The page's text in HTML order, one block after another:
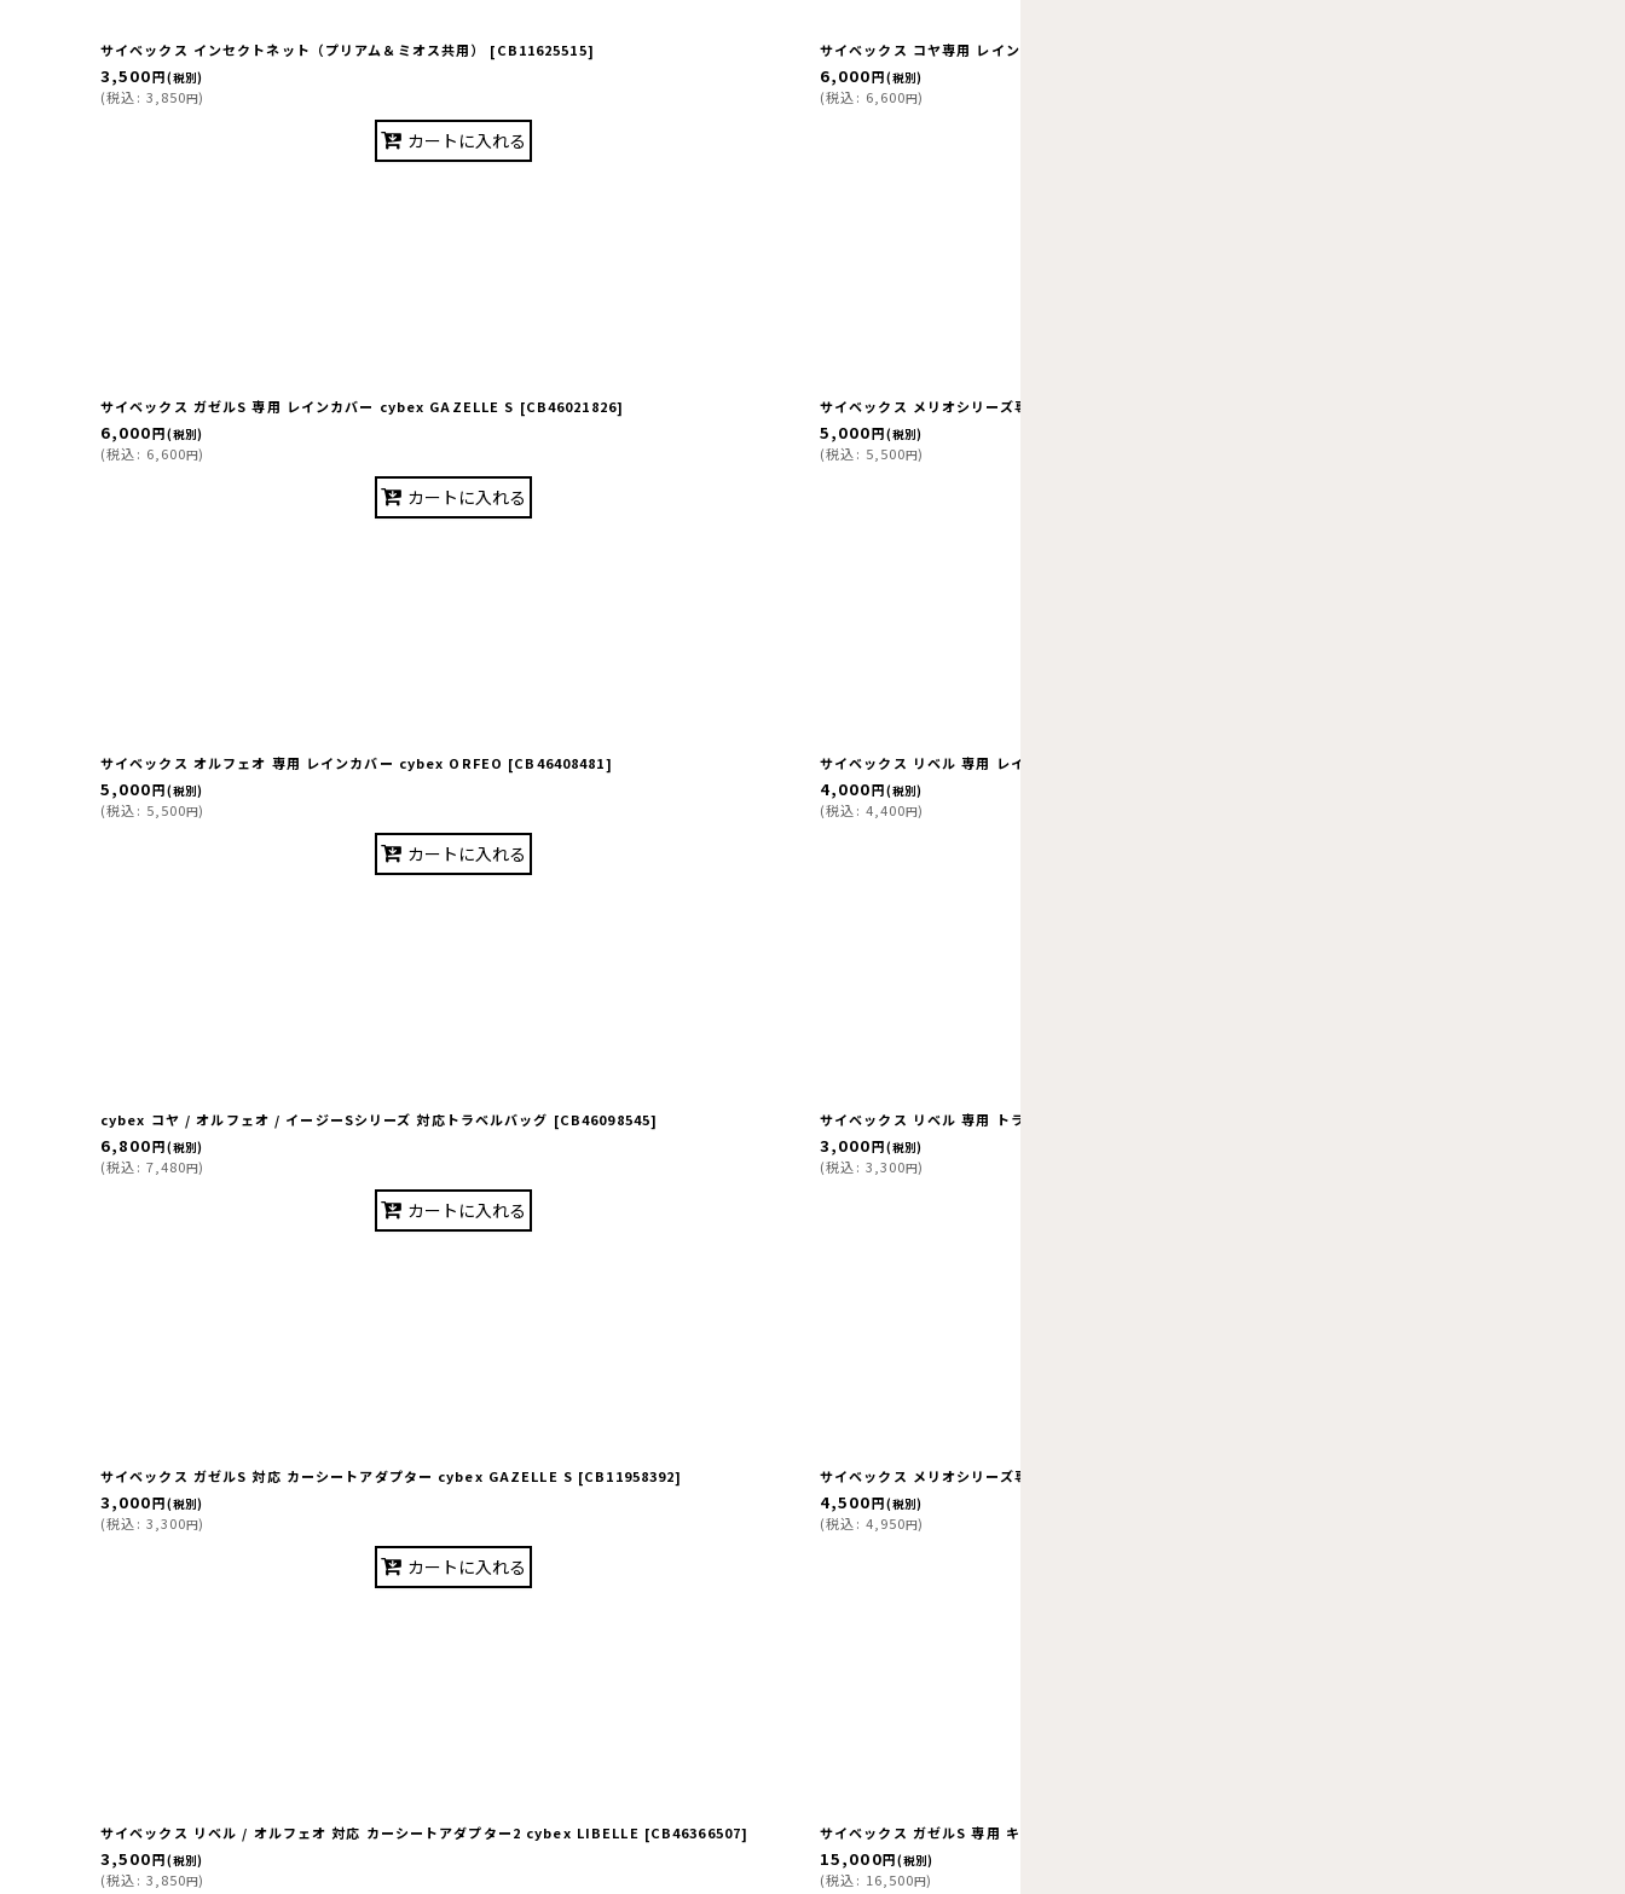
サイベックス インセクトネット（プリアム＆ミオス共用） [CB11625515]
3,500円(税別)
(税込: 3,850円)
カートに入れる
サイベックス コヤ専用 レインカバー cybex COYA
6,000円(税別)
(税込: 6,600円)
サイベックス ガゼルS 専用 レインカバー cybex GAZELLE S [CB46021826]
6,000円(税別)
(税込: 6,600円)
カートに入れる
サイベックス メリオシリーズ専用 レインカバー
5,000円(税別)
(税込: 5,500円)
サイベックス オルフェオ 専用 レインカバー cybex ORFEO [CB46408481]
5,000円(税別)
(税込: 5,500円)
カートに入れる
サイベックス リベル 専用 レインカバー cybex LIBELLE
4,000円(税別)
(税込: 4,400円)
cybex コヤ / オルフェオ / イージーSシリーズ 対応トラベルバッグ [CB46098545]
6,800円(税別)
(税込: 7,480円)
カートに入れる
サイベックス リベル 専用 トラベルバッグ cybex LIBELLE
3,000円(税別)
(税込: 3,300円)
サイベックス ガゼルS 対応 カーシートアダプター cybex GAZELLE S [CB11958392]
3,000円(税別)
(税込: 3,300円)
カートに入れる
サイベックス メリオシリーズ専用 カーシートアダプター
4,500円(税別)
(税込: 4,950円)
サイベックス リベル / オルフェオ 対応 カーシートアダプター2 cybex LIBELLE [CB46366507]
3,500円(税別)
(税込: 3,850円)
サイベックス ガゼルS 専用 キッズボード
15,000円(税別)
(税込: 16,500円)